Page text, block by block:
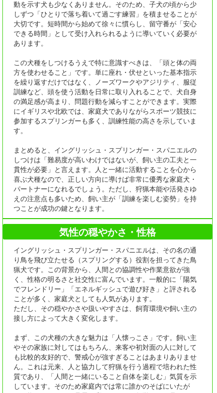
動を示す犬も少なくありません。そのため、子犬の頃から少
しずつ「ひとりで落ち着いて過ごす練習」を積ませることが
大切です。短時間から始めて徐々に慣らし、留守番が「安心
できる時間」として受け入れられるように導いていく必要が
あります。
この犬種をしつけるうえで特に意識すべきは、「頭と体の両
方を使わせること」です。単に座れ・伏せといった基本指示
を繰り返すだけではなく、ノーズワークやアジリティ、服従
訓練など、頭を使う活動を日常に取り入れることで、犬自身
の満足感が高まり、問題行動を減らすことができます。実際
にイギリスや北欧では、家庭犬でありながらスポーツ競技に
参加するスプリンガーも多く、訓練性能の高さを示していま
す。
まとめると、イングリッシュ・スプリンガー・スパニエルの
しつけは「難易度が高いわけではないが、飼い主の工夫と一
貫性が必要」と言えます。人と一緒に活動することを心から
喜ぶ犬種なので、正しい方向に導けば非常に優秀な家庭犬・
パートナーになれるでしょう。ただし、狩猟本能や活発さゆ
えの注意点も多いため、飼い主が「訓練を楽しむ姿勢」を持
つことが成功の鍵となります。
気性の穏やかさ・性格
イングリッシュ・スプリンガー・スパニエルは、その名の通
り鳥を飛び立たせる（スプリングする）役割を担ってきた鳥
猟犬です。この背景から、人間との協調性や作業意欲が強
く、性格の明るさと社交性に富んでいます。一般的に「陽気
でフレンドリー」「エネルギッシュで遊び好き」と評される
ことが多く、家庭犬としても人気があります。
ただし、その穏やかさや扱いやすさは、飼育環境や飼い主の
接し方によって大きく変化します。
まず、この犬種の大きな魅力は「人懐っこさ」です。飼い主
やその家族に対してはもちろん、来客や初対面の人に対して
も比較的友好的で、警戒心が強すぎることはあまりありませ
ん。これは元来、人と協力して狩猟を行う過程で培われた性
質であり、「人間と一緒にいること自体を楽しむ」気質を示
しています。そのため家庭内では常に誰かのそばにいたが